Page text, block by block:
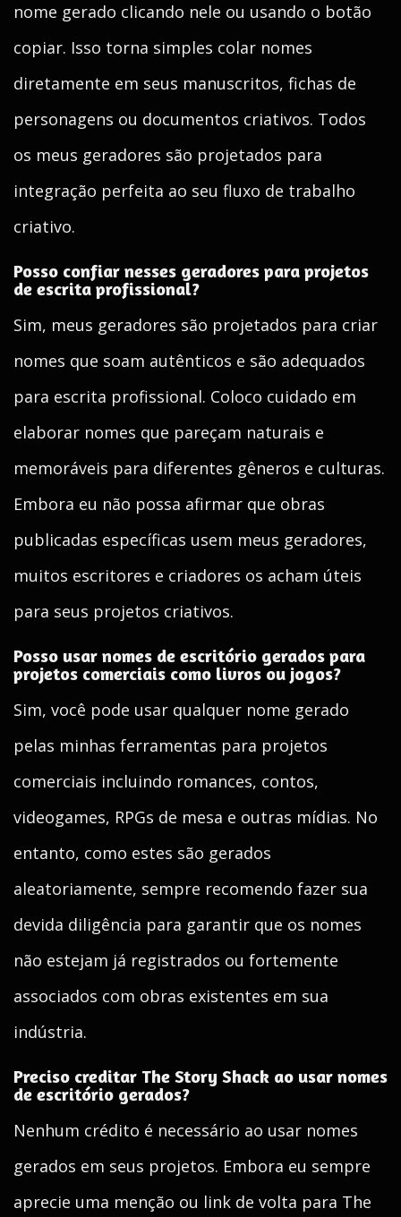
nome gerado clicando nele ou usando o botão
copiar. Isso torna simples colar nomes
diretamente em seus manuscritos, fichas de
personagens ou documentos criativos. Todos
os meus geradores são projetados para
integração perfeita ao seu fluxo de trabalho
criativo.
Posso confiar nesses geradores para projetos
de escrita profissional?
Sim, meus geradores são projetados para criar
nomes que soam autênticos e são adequados
para escrita profissional. Coloco cuidado em
elaborar nomes que pareçam naturais e
memoráveis para diferentes gêneros e culturas.
Embora eu não possa afirmar que obras
publicadas específicas usem meus geradores,
muitos escritores e criadores os acham úteis
para seus projetos criativos.
Posso usar nomes de escritório gerados para
projetos comerciais como livros ou jogos?
Sim, você pode usar qualquer nome gerado
pelas minhas ferramentas para projetos
comerciais incluindo romances, contos,
videogames, RPGs de mesa e outras mídias. No
entanto, como estes são gerados
aleatoriamente, sempre recomendo fazer sua
devida diligência para garantir que os nomes
não estejam já registrados ou fortemente
associados com obras existentes em sua
indústria.
Preciso creditar The Story Shack ao usar nomes
de escritório gerados?
Nenhum crédito é necessário ao usar nomes
gerados em seus projetos. Embora eu sempre
aprecie uma menção ou link de volta para The